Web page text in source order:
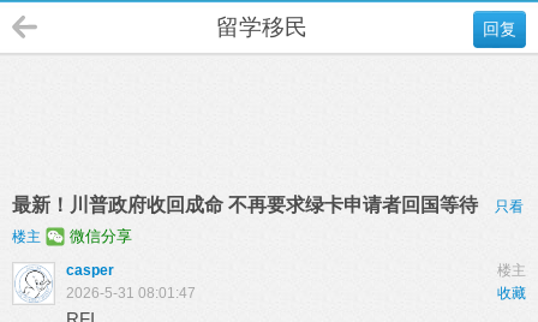
回复
留学移民
最新！川普政府收回成命 不再要求绿卡申请者回国等待
只看
楼主
微信分享
楼主
casper
收藏
2026-5-31 08:01:47